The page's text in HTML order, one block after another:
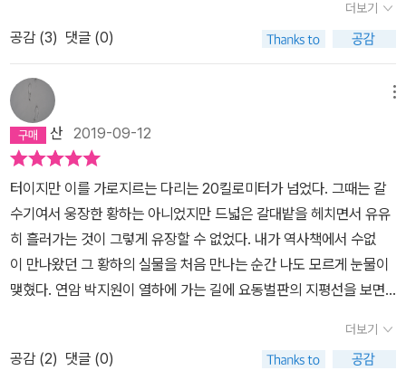
등의식만 생기는 유적지를소개하는 것 보다 중국으로 문화가 들어오
는 통로에 대한 소개나 하면서 저자로서 가질 수 있는 부담감을 덜어
보려고 한 것은 아닌지…(이 세 번째 아쉬움은 저자가 권두에 밝힌 글
에 나오는 고도, 미술사적 명소들을 방문한 답사기를 발간한다면 사
라지리라 생각한다. )네 번째는 독자에 대한 배려가 부족한 점이 아쉽
다. 답사기 국내편과 일본편도지도 등의 자료가 부실한 면이 있었다
지만 답사기 국내편은 우리나라이기에 대략의 지도를 독자들이 머리
속으로 그릴 수 있었기에 큰 불편을 느끼지못했을 것이다. 또 일본편
도 비교적 유명한 관광지를 다루어 지명도 익숙하고 자료도 쉽게 구
할 수 있는 곳들이어서 책의 지도가 부족한점이 있다면 간단한 검색
으로 좋은 지도를 찾을 수 있어서 자료의 부실이 문제가 되지 않았었
다. 그러나 산서성,감숙성, 신장 위구르 자치구 등은 사정이 좀 다르
된다. 감숙성의 첫 도시, 천수 부분에 간단한 지도가 있기는 하지만 이
지도도 어느 여행사의 여행상품 지도를 가져온 것으로 생각되고 너무
찬가지이다. 그 점에서 높은 문화를 영위한 중국을 존경하고 거기에
신세 진 것을 고마워는 할지언정 열등감을 가질 일은 아니다. 그렇게
영향받아 이룩한 문화는 우리 문화이다. 프랑스, 독일 등 유럽 국가들
은 그리스·로마와 기독교 문화에 영향받은 것에 열등감을 갖고 있지
않다. 다만 주체적인 선택과 소화를 넘어 과도한 영향이 나타난 경우
문제가 된다. 이에 대해서는 마땅히 역사적 비판을 받아야 하겠지만
이 경우도 불가피했던 측면이 없지 않았다는 이해도 필요하다.- P13
오히려 일본과 달리 중국의 영향에 거의 짓눌릴 정도로 가까이 있으
면서 우리 문화의 정체성을 지켜왔다는 것에 자부심을 가져도 좋다고
본다.- P14전해오는 말에 ‘자기 몸이 바르면 명령하지 않아도 시행되
며, 자기 몸이 바르지 못하면 명령해도 따르지 않는다’라고 하는데 아
마 이 장군을 두고 하는 말인가? 나는 이 장군을 본 적이 있는데 시골
사람처럼 투박하고 소탈하며 말도 잘하지 못했다. 그가 죽던 날 그를
알든 모르든 세상 사람 모두가 슬퍼했으니, 그 충실한 마음씨가 정녕
더보기
공감 (3) 댓글 (0)
산 2019-09-12
터이지만 이를 가로지르는 다리는 20킬로미터가 넘었다. 그때는 갈
수기여서 웅장한 황하는 아니었지만 드넓은 갈대밭을 헤치면서 유유
히 흘러가는 것이 그렇게 유장할 수 없었다. 내가 역사책에서 수없
이 만나왔던 그 황하의 실물을 처음 만나는 순간 나도 모르게 눈물이
맺혔다. 연암 박지원이 열하에 가는 길에 요동벌판의 지평선을 보면
다.그때 중국문명의 요람이라는 황하의 도도한 흐름을 보면서 이
런 엄청난 땅덩이에서 치열하게 싸우면서도 심오하게 생각하고 정교
더보기
공감 (2) 댓글 (0)